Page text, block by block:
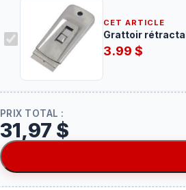
CET ARTICLE
Grattoir
3.99 $
PRIX TOTAL :
31,97 $